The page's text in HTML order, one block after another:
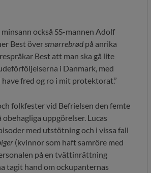
också SS-mannen Adolf
Best över smørrebrød på anrika
Best att man ska gå lite
i Danmark, med
have fred og ro i mit protektorat.”
folkfester vid Befrielsen den femte
obehagliga uppgörelser. Lucas
med utstötning och i vissa fall
(kvinnor som haft samröre med
på en tvättinrättning
tagit hand om ockupanternas